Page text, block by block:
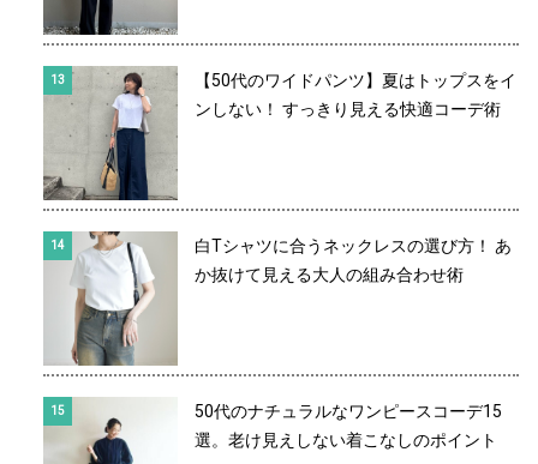
【50代のワイドパンツ】夏はトップスをイ
ンしない！ すっきり見える快適コーデ術
白Tシャツに合うネックレスの選び方！ あ
か抜けて見える大人の組み合わせ術
50代のナチュラルなワンピースコーデ15
選。老け見えしない着こなしのポイント